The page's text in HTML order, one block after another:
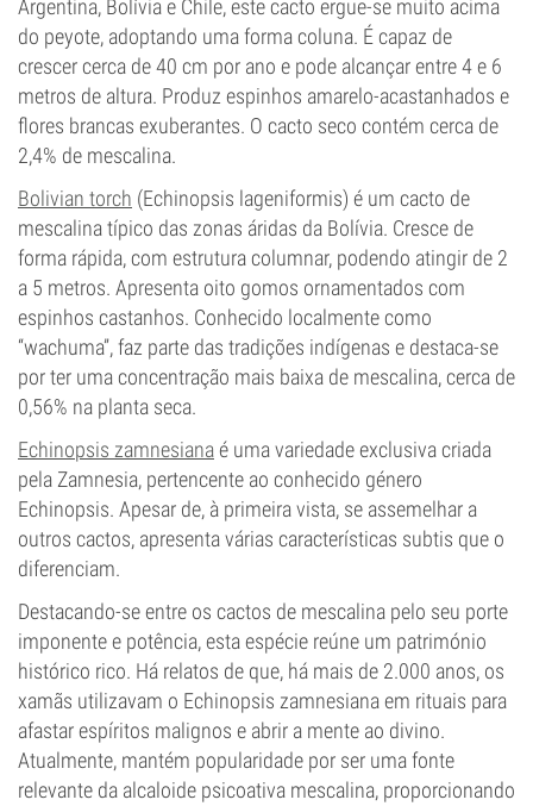
Argentina, Bolívia e Chile, este cacto ergue-se muito acima
do peyote, adoptando uma forma coluna. É capaz de
crescer cerca de 40 cm por ano e pode alcançar entre 4 e 6
metros de altura. Produz espinhos amarelo-acastanhados e
flores brancas exuberantes. O cacto seco contém cerca de
2,4% de mescalina.
Bolivian torch (Echinopsis lageniformis) é um cacto de
mescalina típico das zonas áridas da Bolívia. Cresce de
forma rápida, com estrutura columnar, podendo atingir de 2
a 5 metros. Apresenta oito gomos ornamentados com
espinhos castanhos. Conhecido localmente como
“wachuma”, faz parte das tradições indígenas e destaca-se
por ter uma concentração mais baixa de mescalina, cerca de
0,56% na planta seca.
Echinopsis zamnesianaé uma variedade exclusiva criada
pela Zamnesia, pertencente ao conhecido género
Echinopsis. Apesar de, à primeira vista, se assemelhar a
outros cactos, apresenta várias características subtis que o
diferenciam.
Destacando-se entre os cactos de mescalina pelo seu porte
imponente e potência, esta espécie reúne um património
histórico rico. Há relatos de que, há mais de 2.000 anos, os
xamãs utilizavam o Echinopsis zamnesiana em rituais para
afastar espíritos malignos e abrir a mente ao divino.
Atualmente, mantém popularidade por ser uma fonte
relevante da alcaloide psicoativa mescalina, proporcionando